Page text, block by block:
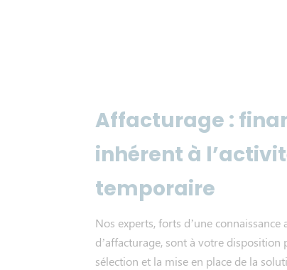
Affacturage :
inhérent à
temporaire
Nos experts, forts d’une
d’affacturage, sont à votre disposition
sélection et la mise en place de la